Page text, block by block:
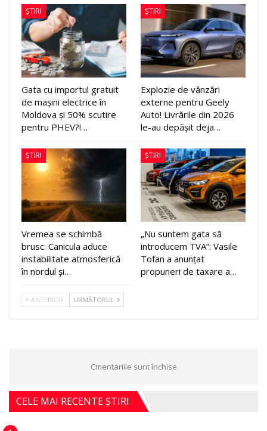
ȘTIRI
Gata cu importul gratuit
de mașini electrice în
Moldova și 50% scutire
pentru PHEV?!…
ȘTIRI
Explozie de vânzări
externe pentru Geely
Auto! Livrările din 2026
le-au depășit deja…
ȘTIRI
Vremea se schimbă
brusc: Canicula aduce
instabilitate atmosferică
în nordul și…
ȘTIRI
„Nu suntem gata să
introducem TVA”: Vasile
Tofan a anunțat
propuneri de taxare a…
ANTERIOR URMĂTORUL
Cmentariile sunt închise
CELE MAI RECENTE ȘTIRI